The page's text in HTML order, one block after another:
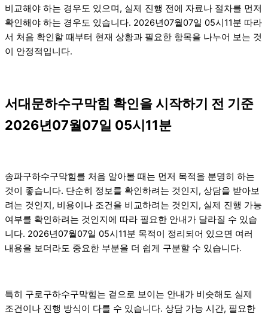
비교해야 하는 경우도 있으며, 실제 진행 전에 자료나 절차를 먼저
확인해야 하는 경우도 있습니다. 2026년07월07일 05시11분 따라
서 처음 확인할 때부터 현재 상황과 필요한 항목을 나누어 보는 것
이 안정적입니다.
서대문하수구막힘 확인을 시작하기 전 기준
2026년07월07일 05시11분
송파구하수구막힘를 처음 알아볼 때는 먼저 목적을 분명히 하는
것이 좋습니다. 단순히 정보를 확인하려는 것인지, 상담을 받아보
려는 것인지, 비용이나 조건을 비교하려는 것인지, 실제 진행 가능
여부를 확인하려는 것인지에 따라 필요한 안내가 달라질 수 있습
니다. 2026년07월07일 05시11분 목적이 정리되어 있으면 여러
내용을 보더라도 중요한 부분을 더 쉽게 구분할 수 있습니다.
특히 구로구하수구막힘는 겉으로 보이는 안내가 비슷해도 실제
조건이나 진행 방식이 다를 수 있습니다. 상담 가능 시간, 필요한